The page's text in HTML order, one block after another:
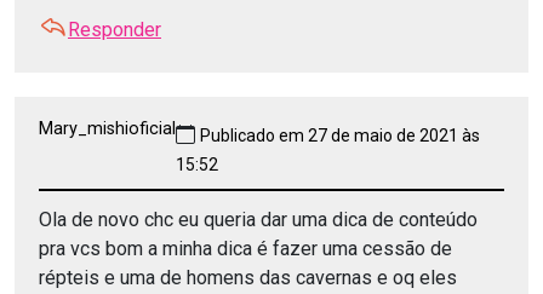
Responder
Mary_mishioficial
Publicado em 27 de maio de 2021 às
15:52
Ola de novo chc eu queria dar uma dica de conteúdo
pra vcs bom a minha dica é fazer uma cessão de
répteis e uma de homens das cavernas e oq eles